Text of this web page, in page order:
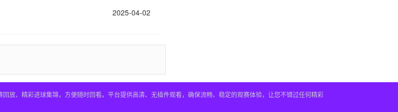
2025-04-02
放、精彩进球集锦，方便随时回看。平台提供高清、无插件观看，确保流畅、稳定的观赛体验，让您不错过任何精彩